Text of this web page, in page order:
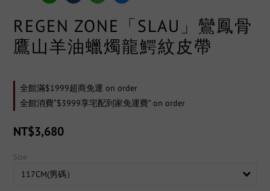
REGEN ZONE「SLAU」鸞鳳骨
鷹山羊油蠟燭龍鰐紋皮帶
全館滿$1999超商免運 on order
全館消費“$3999享宅配到家免運費” on order
NT$3,680
Size